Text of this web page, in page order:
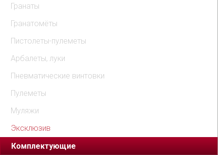
Гранаты
Гранатомёты
Пистолеты-пулеметы
Арбалеты, луки
Пневматические винтовки
Пулеметы
Муляжи
Эксклюзив
Комплектующие